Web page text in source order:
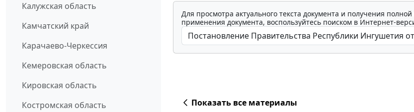
Калужская область
Камчатский край
Карачаево-Черкессия
Кемеровская область
Кировская область
Костромская область
Для просмотра актуального текста документа и получения
применения документа, воспользуйтесь поиском в Интернет-
Показать все материалы